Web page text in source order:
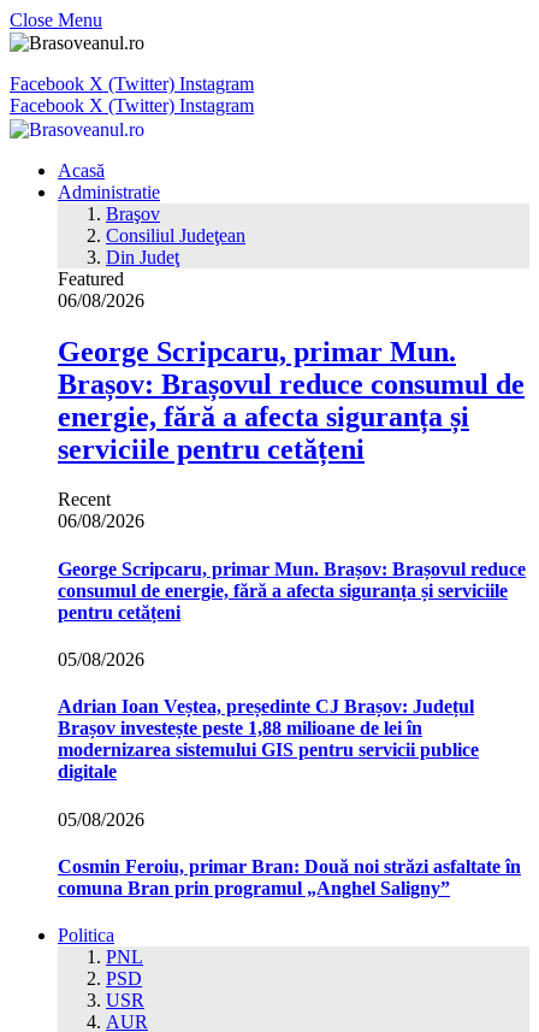
Close Menu
Facebook X (Twitter) Instagram
Facebook X (Twitter) Instagram
Acasă
Administratie
Braşov
Consiliul Judeţean
Din Judeţ
Featured
06/08/2026
George Scripcaru, primar Mun.
Brașov: Brașovul reduce consumul de
energie, fără a afecta siguranța și
serviciile pentru cetățeni
Recent
06/08/2026
George Scripcaru, primar Mun. Brașov: Brașovul reduce
consumul de energie, fără a afecta siguranța și serviciile
pentru cetățeni
05/08/2026
Adrian Ioan Veștea, președinte CJ Brașov: Județul
Brașov investește peste 1,88 milioane de lei în
modernizarea sistemului GIS pentru servicii publice
digitale
05/08/2026
Cosmin Feroiu, primar Bran: Două noi străzi asfaltate în
comuna Bran prin programul „Anghel Saligny”
Politica
PNL
PSD
USR
AUR